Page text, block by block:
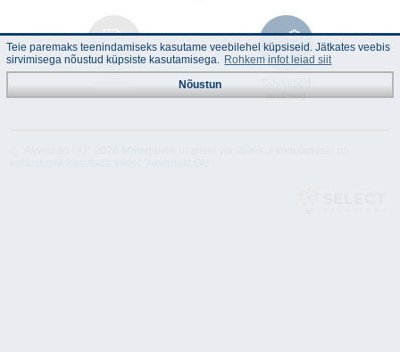
andmed
Teie paremaks teenindamiseks kasutame veebilehel küpsiseid. Jätkates veebis
sirvimisega nõustud küpsiste kasutamisega. Rohkem infot leiad siit
Nõustun